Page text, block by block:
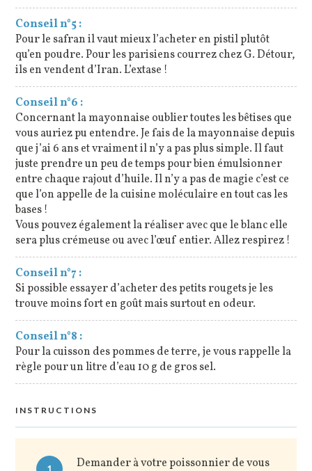
Conseil n°5 :
Pour le safran il vaut mieux l’acheter en pistil plutôt
qu’en poudre. Pour les parisiens courrez chez G. Détour,
ils en vendent d’Iran. L’extase !
Conseil n°6 :
Concernant la mayonnaise oublier toutes les bêtises que
vous auriez pu entendre. Je fais de la mayonnaise depuis
que j’ai 6 ans et vraiment il n’y a pas plus simple. Il faut
juste prendre un peu de temps pour bien émulsionner
entre chaque rajout d’huile. Il n’y a pas de magie c’est ce
que l’on appelle de la cuisine moléculaire en tout cas les
bases !
Vous pouvez également la réaliser avec que le blanc elle
sera plus crémeuse ou avec l’œuf entier. Allez respirez !
Conseil n°7 :
Si possible essayer d’acheter des petits rougets je les
trouve moins fort en goût mais surtout en odeur.
Conseil n°8 :
Pour la cuisson des pommes de terre, je vous rappelle la
règle pour un litre d’eau 10 g de gros sel.
INSTRUCTIONS
Demander à votre poissonnier de vous